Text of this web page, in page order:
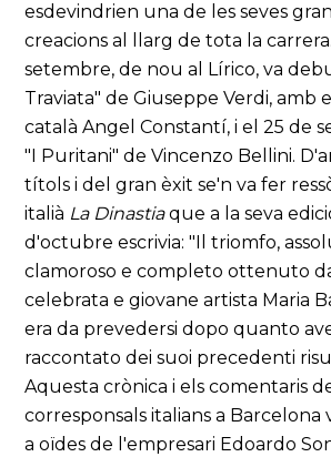
esdevindrien una de les seves
creacions al llarg de tota la
setembre, de nou al Lírico, va
Traviata" de Giuseppe Verdi, amb
català Angel Constantí, i el 25 de
"I Puritani" de Vincenzo Bellini.
títols i del gran èxit se'n va fer
italià La Dinastiaque a la seva
d'octubre escrivia: "Il triomfo,
clamoroso e completo ottenuto
celebrata e giovane artista Maria
era da prevedersi dopo quanto
raccontato dei suoi precedenti
Aquesta crònica i els comentaris
corresponsals italians a Barcelona
a oïdes de l'empresari Edoardo